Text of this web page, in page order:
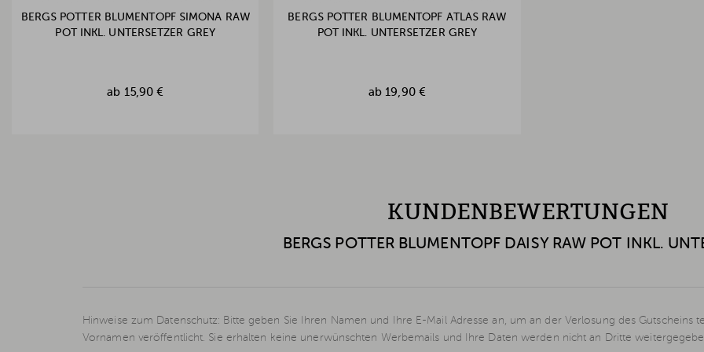
BERGS POTTER BLUMENTOPF SIMONA RAW
POT INKL. UNTERSETZER GREY
ab 15,90 €
BERGS POTTER BLUMENTOPF ATLAS RAW
POT INKL. UNTERSETZER GREY
ab 19,90 €
KUNDENBEWERTUNGEN
BERGS POTTER BLUMENTOPF DAISY RAW POT INKL.
Hinweise zum Datenschutz: Bitte geben Sie Ihren Namen und Ihre E-Mail Adresse an, um an der Verlosung des
Vornamen veröffentlicht. Sie erhalten keine unerwünschten Werbemails und Ihre Daten werden nicht an Dritte